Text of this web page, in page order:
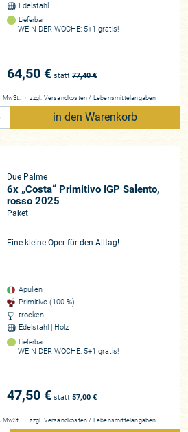
Edelstahl
Lieferbar
WEIN DER WOCHE: 5+1 gratis!
64,50 € statt 77,40€
MwSt.・zzgl. Versandkosten / Lebensmittelangaben
in den Warenkorb
Due Palme
6x „Costa“ Primitivo IGP Salento,
rosso 2025
Paket
Eine kleine Oper für den Alltag!
Apulien
Primitivo (100 %)
trocken
Edelstahl | Holz
Lieferbar
WEIN DER WOCHE: 5+1 gratis!
47,50 € statt 57,00€
MwSt. ・zzgl. Versandkosten / Lebensmittelangaben